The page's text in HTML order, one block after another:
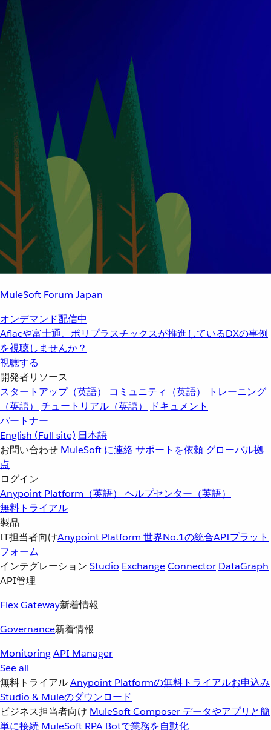
MuleSoft Forum Japan
オンデマンド配信中
Aflacや富士通、ポリプラスチックスが推進しているDXの事例
を視聴しませんか？
視聴する
開発者リソース
スタートアップ（英語）
コミュニティ（英語）
トレーニング
（英語）
チュートリアル（英語）
ドキュメント
パートナー
English (Full site) 日本語
お問い合わせ MuleSoft に連絡サポートを依頼 グローバル拠
点
ログイン
Anypoint Platform（英語） ヘルプセンター（英語）
無料トライアル
製品
IT担当者向けAnypoint Platform 世界No.1の統合APIプラット
フォーム
インテグレーション Studio ExchangeConnector DataGraph
API管理
Flex Gateway新着情報
Governance新着情報
MonitoringAPI Manager
See all
無料トライアルAnypoint Platformの無料トライアルお申込み
Studio & Muleのダウンロード
ビジネス担当者向け MuleSoft Composer データやアプリと簡
単に接続 MuleSoft RPA Botで業務を自動化